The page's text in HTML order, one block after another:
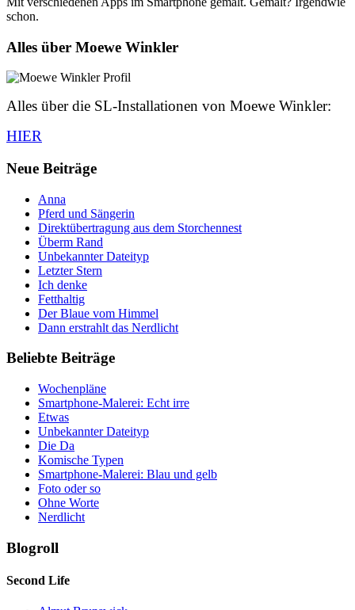
schon.
Alles über Moewe Winkler
Alles über die SL-Installationen von Moewe Winkler:
HIER
Neue Beiträge
Anna
Pferd und Sängerin
Direktübertragung aus dem Storchennest
Überm Rand
Unbekannter Dateityp
Letzter Stern
Ich denke
Fetthaltig
Der Blaue vom Himmel
Dann erstrahlt das Nerdlicht
Beliebte Beiträge
Wochenpläne
Smartphone-Malerei: Echt irre
Etwas
Unbekannter Dateityp
Die Da
Komische Typen
Smartphone-Malerei: Blau und gelb
Foto oder so
Ohne Worte
Nerdlicht
Blogroll
Second Life